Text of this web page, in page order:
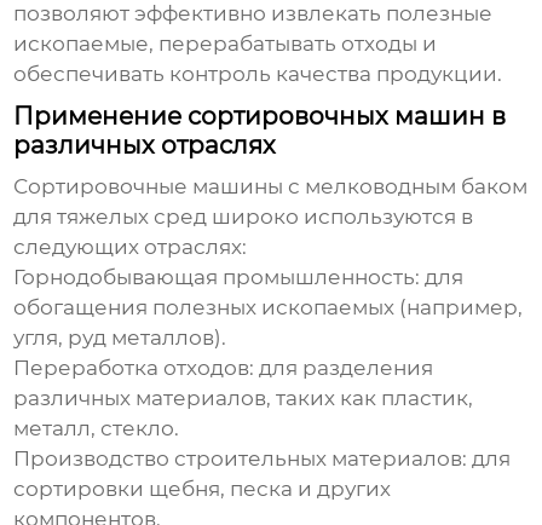
позволяют эффективно извлекать полезные
ископаемые, перерабатывать отходы и
обеспечивать контроль качества продукции.
Применение сортировочных машин в
различных отраслях
Сортировочные машины с мелководным баком
для тяжелых сред широко используются в
следующих отраслях:
Горнодобывающая промышленность: для
обогащения полезных ископаемых (например,
угля, руд металлов).
Переработка отходов: для разделения
различных материалов, таких как пластик,
металл, стекло.
Производство строительных материалов: для
сортировки щебня, песка и других
компонентов.